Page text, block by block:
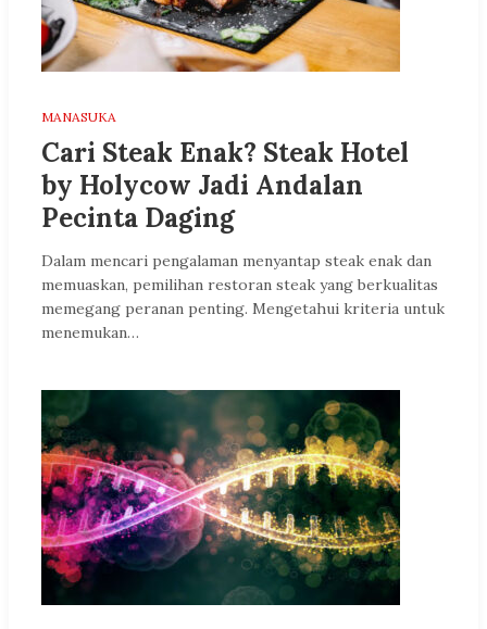
MANASUKA
Cari Steak Enak? Steak Hotel
by Holycow Jadi Andalan
Pecinta Daging
Dalam mencari pengalaman menyantap steak enak dan
memuaskan, pemilihan restoran steak yang berkualitas
memegang peranan penting. Mengetahui kriteria untuk
menemukan…